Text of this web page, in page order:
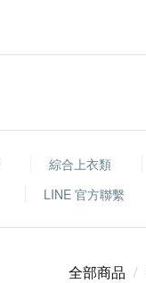
綜合上衣類
LINE 官方聯繫
全部商品